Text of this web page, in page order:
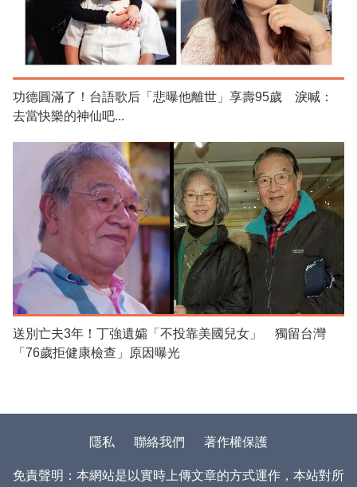
功德圓滿了！台語歌后「悲曝他離世」享壽95歲 淚喊：
去當快樂的神仙吧...
送別亡夫3年！丁強遺孀「不投靠美國兒女」 獨留台灣
「76歲拒健康檢查」原因曝光
隱私 聯絡我們 著作權保護
免責聲明：本網站是以實時上傳文章的方式運作，本站對所